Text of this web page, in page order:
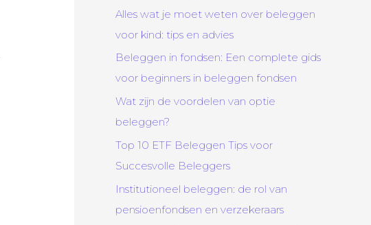
Alles wat je moet weten over beleggen
voor kind: tips en advies
Beleggen in fondsen: Een complete gids
voor beginners in beleggen fondsen
Wat zijn de voordelen van optie
beleggen?
Top 10 ETF Beleggen Tips voor
Succesvolle Beleggers
Institutioneel beleggen: de rol van
pensioenfondsen en verzekeraars